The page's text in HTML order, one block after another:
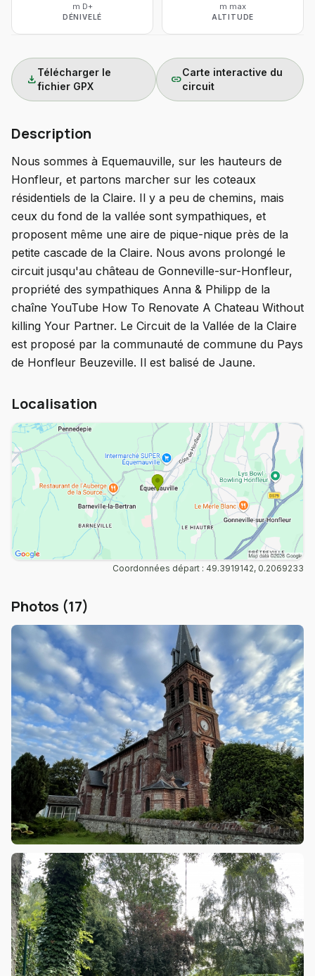
m D+
DÉNIVELÉ
m max
ALTITUDE
download
Télécharger le
fichier GPX
link
Carte interactive du
circuit
Description
Nous sommes à Equemauville, sur les hauteurs de
Honfleur, et partons marcher sur les coteaux
résidentiels de la Claire. Il y a peu de chemins, mais
ceux du fond de la vallée sont sympathiques, et
proposent même une aire de pique-nique près de la
petite cascade de la Claire. Nous avons prolongé le
circuit jusqu'au château de Gonneville-sur-Honfleur,
propriété des sympathiques Anna & Philipp de la
chaîne YouTube How To Renovate A Chateau Without
killing Your Partner. Le Circuit de la Vallée de la Claire
est proposé par la communauté de commune du Pays
de Honfleur Beuzeville. Il est balisé de Jaune.
Localisation
Coordonnées départ : 49.3919142, 0.2069233
Photos (17)